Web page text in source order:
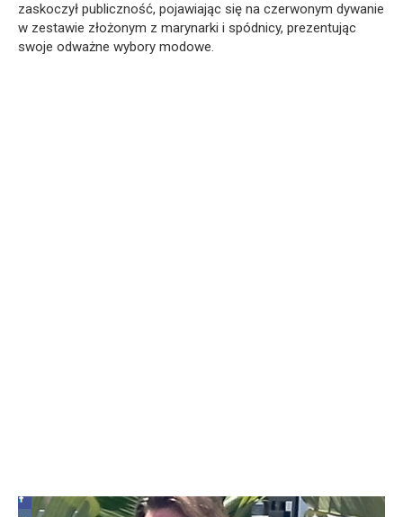
zaskoczył publiczność, pojawiając się na czerwonym dywanie
w zestawie złożonym z marynarki i spódnicy, prezentując
swoje odważne wybory modowe.